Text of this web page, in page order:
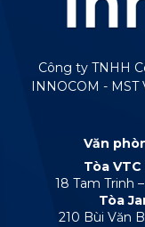
Công ty TNHH
INNOCOM - MST
Văn
Tòa
18 Tam Trinh
Tòa
210 Bùi Văn